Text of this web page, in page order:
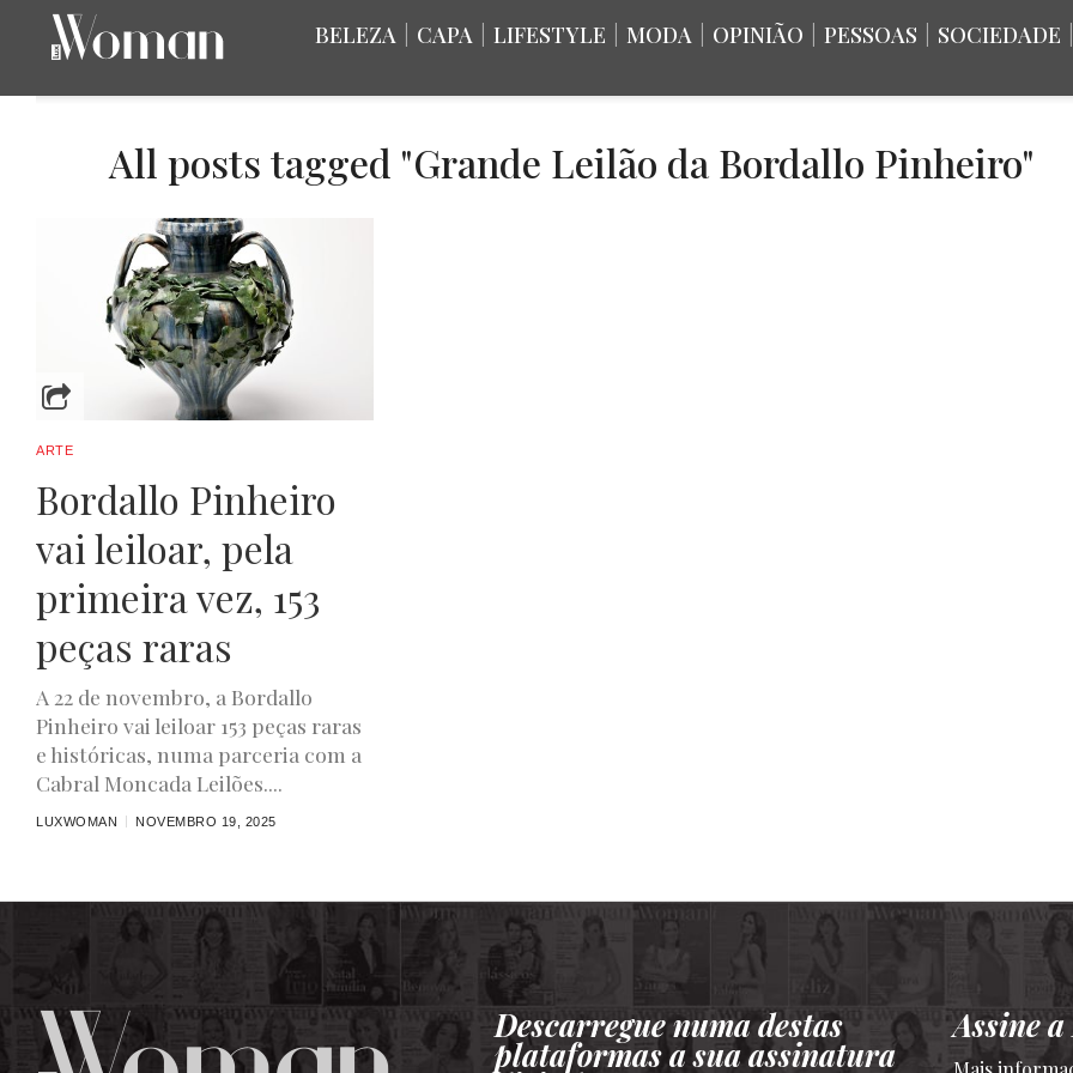
BELEZA CAPA LIFESTYLE MODA OPINIÃO PESSOAS SOCIEDADE
All posts tagged "Grande Leilão da Bordallo Pinheiro"
ARTE
Bordallo Pinheiro
vai leiloar, pela
primeira vez, 153
peças raras
A 22 de novembro, a Bordallo
Pinheiro vai leiloar 153 peças raras
e históricas, numa parceria com a
Cabral Moncada Leilões....
LUXWOMAN NOVEMBRO 19, 2025
Descarregue numa destas
plataformas a sua assinatura
Assine